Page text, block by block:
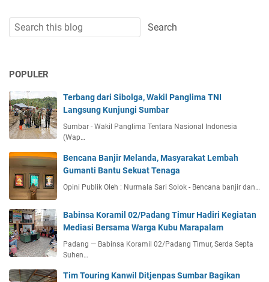
POPULER
Terbang dari Sibolga, Wakil Panglima TNI
Langsung Kunjungi Sumbar
Sumbar - Wakil Panglima Tentara Nasional Indonesia
(Wap…
Bencana Banjir Melanda, Masyarakat Lembah
Gumanti Bantu Sekuat Tenaga
Opini Publik Oleh : Nurmala Sari Solok - Bencana banjir dan…
Babinsa Koramil 02/Padang Timur Hadiri Kegiatan
Mediasi Bersama Warga Kubu Marapalam
Padang — Babinsa Koramil 02/Padang Timur, Serda Septa
Suhen…
Tim Touring Kanwil Ditjenpas Sumbar Bagikan